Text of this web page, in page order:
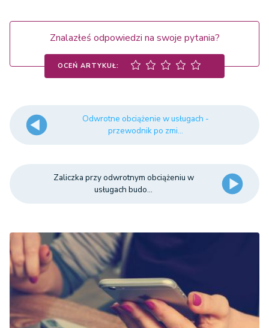
Znalazłeś odpowiedzi na swoje pytania?
OCEŃ ARTYKUŁ:
Odwrotne obciążenie w usługach -
przewodnik po zmi...
Zaliczka przy odwrotnym obciążeniu w
usługach budo...